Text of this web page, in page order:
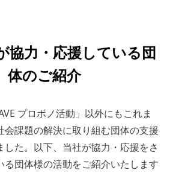
協力・応援している団
体のご紹介
プロボノ活動」以外にもこれま
会課題の解決に取り組む団体の支援
した。以下、当社が協力・応援をさ
る団体様の活動をご紹介いたします